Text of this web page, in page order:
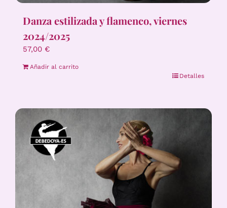
Danza estilizada y flamenco, viernes
2024/2025
57,00 €
Añadir al carrito
Detalles